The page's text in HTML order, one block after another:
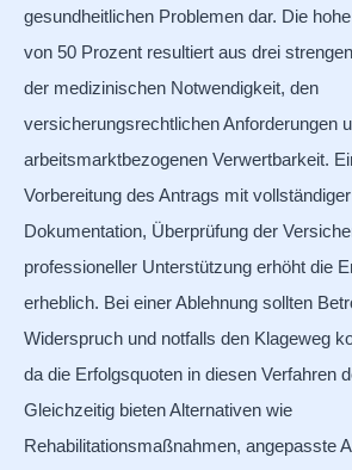
gesundheitlichen Problemen dar. Die
von 50 Prozent resultiert aus drei
der medizinischen Notwendigkeit, den
versicherungsrechtlichen Anforderungen
arbeitsmarktbezogenen Verwertbarkeit.
Vorbereitung des Antrags mit
Dokumentation, Überprüfung der
professioneller Unterstützung erhöht die
erheblich. Bei einer Ablehnung sollten
Widerspruch und notfalls den Klageweg
da die Erfolgsquoten in diesen Verfahren
Gleichzeitig bieten Alternativen wie
Rehabilitationsmaßnahmen, angepasste